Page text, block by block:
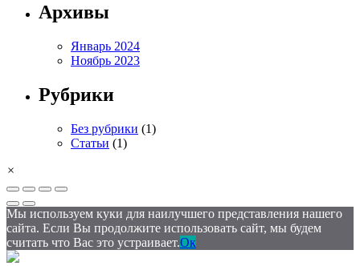
Архивы
Январь 2024
Ноябрь 2023
Рубрики
Без рубрики (1)
Статьи (1)
×
Мы используем куки для наилучшего представления нашего
сайта. Если Вы продолжите использовать сайт, мы будем
считать что Вас это устраивает.Ок